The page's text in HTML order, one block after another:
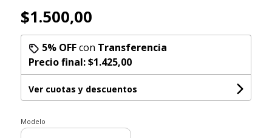
$1.500,00
5% OFFcon Transferencia
Precio final:$1.425,00
Ver cuotas y descuentos
Modelo